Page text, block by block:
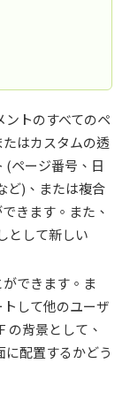
トのすべてのペ
はカスタムの透
(ページ番号、日
ど)、または複合
きます。また、
として新しい
できます。ま
して他のユーザ
の背景として、
配置するかどう